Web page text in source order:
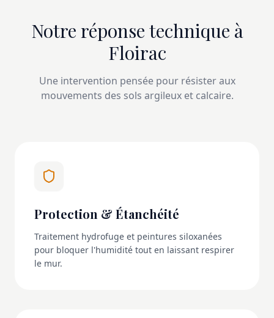
Notre réponse technique à
Floirac
Une intervention pensée pour résister aux
mouvements des sols argileux et calcaire.
Protection & Étanchéité
Traitement hydrofuge et peintures siloxanées
pour bloquer l'humidité tout en laissant respirer
le mur.